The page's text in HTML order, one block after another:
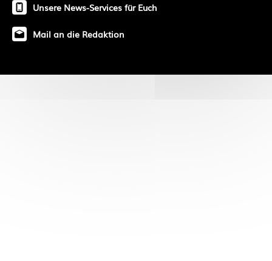
Unsere News-Services für Euch
Mail an die Redaktion